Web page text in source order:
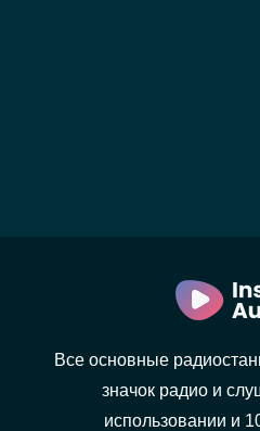
Все основные
значок радио и
использовании и